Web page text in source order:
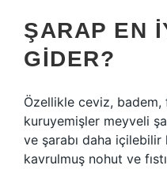
ŞARAP EN
GIDER?
Özellikle ceviz, badem,
kuruyemişler meyveli
ve şarabı daha içilebilir
kavrulmuş nohut ve